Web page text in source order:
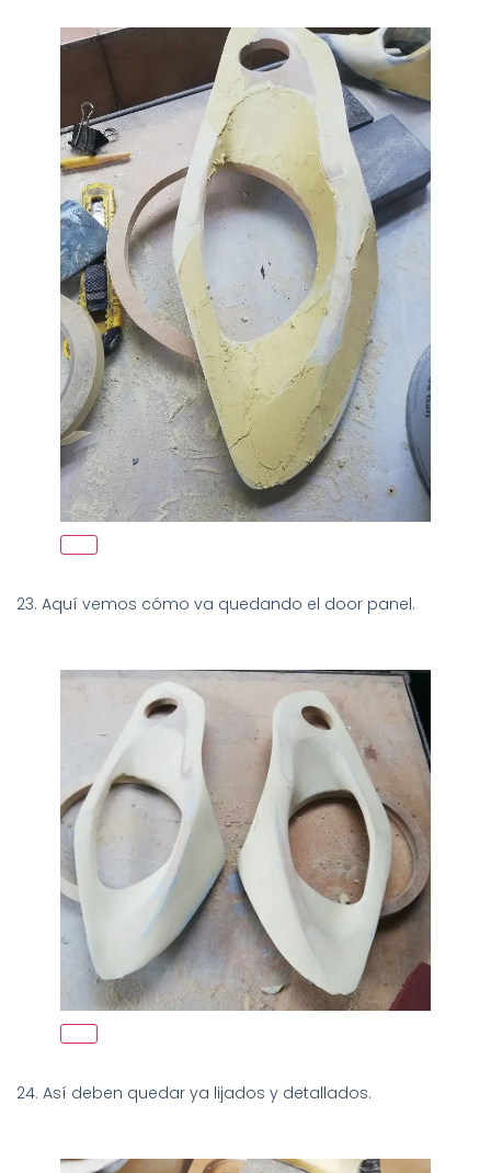
23. Aquí vemos cómo va quedando el door panel.
24. Así deben quedar ya lijados y detallados.